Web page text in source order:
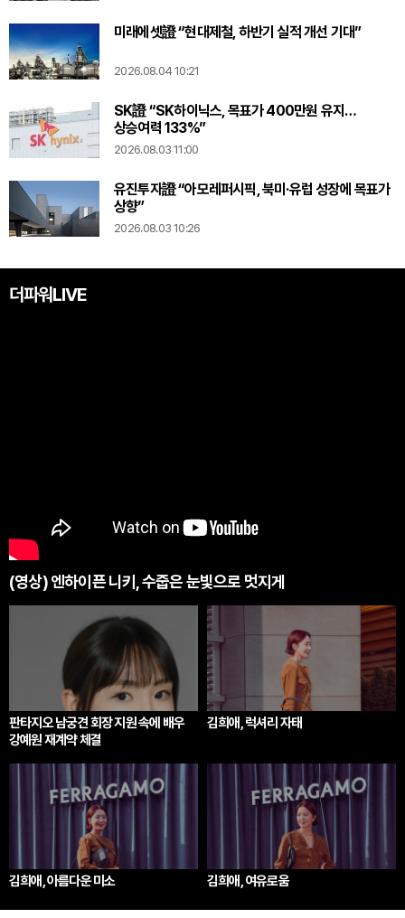
미래에셋證 “현대제철, 하반기 실적 개선 기대”
2026.08.04 10:21
SK證 “SK하이닉스, 목표가 400만원 유지…
상승여력 133%”
2026.08.03 11:00
유진투자證 “아모레퍼시픽, 북미·유럽 성장에 목표가
상향”
2026.08.03 10:26
더파워LIVE
(영상) 엔하이픈 니키, 수줍은 눈빛으로 멋지게
판타지오 남궁견 회장 지원 속에 배우
강예원 재계약 체결
김희애, 럭셔리 자태
김희애, 아름다운 미소 김희애, 여유로움